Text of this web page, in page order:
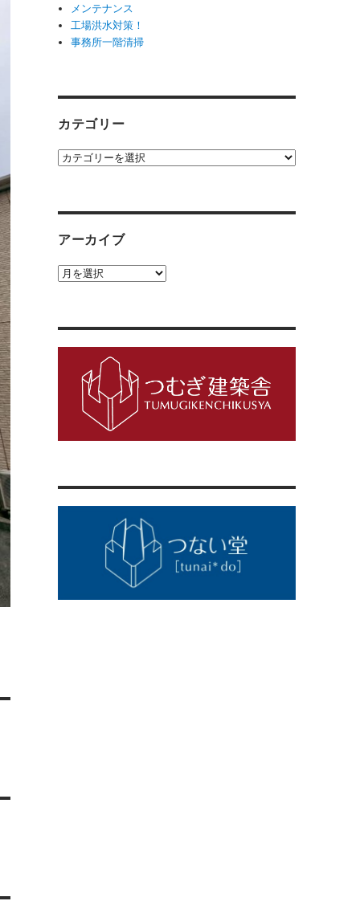
メンテナンス
工場洪水対策！
事務所一階清掃
カテゴリー
カ
アーカイブ
ア